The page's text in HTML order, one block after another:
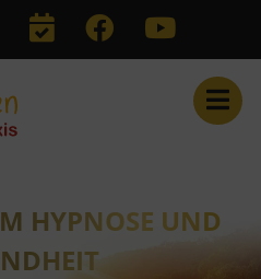
Kontakt
Link zu WhatsApp
Link auf TermineLink zu Facebook
HYPNOSE UND